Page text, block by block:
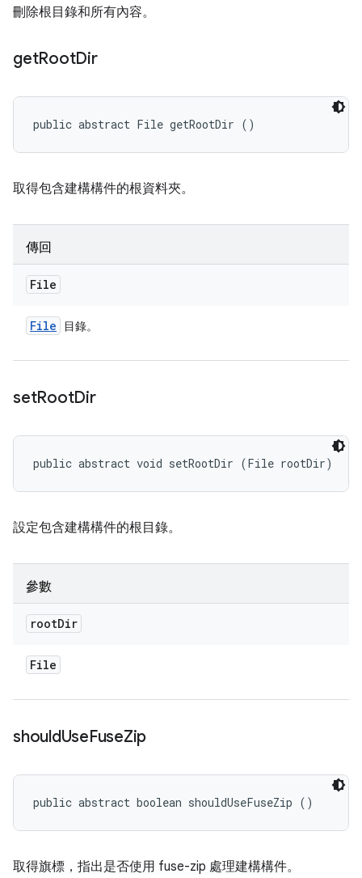
刪除根目錄和所有內容。
getRootDir
public abstract File getRootDir ()
取得包含建構構件的根資料夾。
傳回
File
File 目錄。
setRootDir
public abstract void setRootDir (File rootDir)
設定包含建構構件的根目錄。
參數
rootDir
File
shouldUseFuseZip
public abstract boolean shouldUseFuseZip ()
取得旗標，指出是否使用 fuse-zip 處理建構構件。